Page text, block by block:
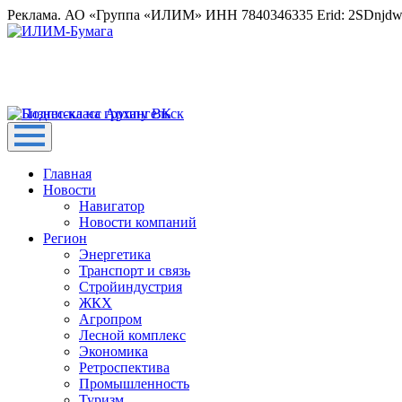
Реклама. АО «Группа «ИЛИМ» ИНН 7840346335 Erid:
Главная
Новости
Навигатор
Новости компаний
Регион
Энергетика
Транспорт и связь
Стройиндустрия
ЖКХ
Агропром
Лесной комплекс
Экономика
Ретроспектива
Промышленность